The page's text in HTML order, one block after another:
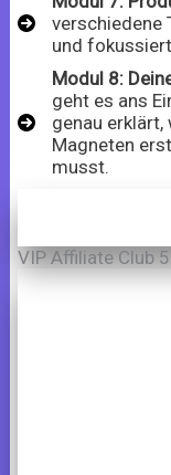
verschiedene
und
Modul 8:
geht es ans
genau erklärt,
Magneten
musst.
VIP Affiliate Club